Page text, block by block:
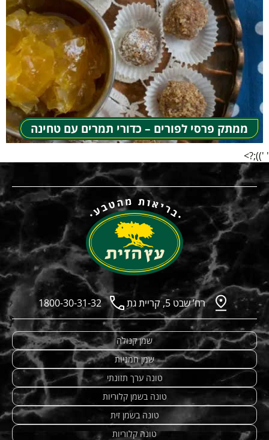
ממתק פרסי לפורים – כדורי תמרים עם טחינה
' '));?>
רח’ שבט 5, קריית גת 1800-30-31-32
שמן קנולה
שמן חמניות
טונה ערך תזונתי
טונה בשמן קלוריות
טונה בשמן זית
טונה קלוריות